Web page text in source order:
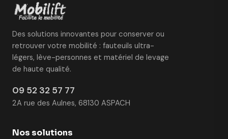
Des solutions innovantes pour conserver ou
retrouver votre mobilité : fauteuils ultra-
légers, lève-personnes et matériel de levage
de haute qualité.
09 52 32 57 77
2A rue des Aulnes, 68130 ASPACH
Nos solutions